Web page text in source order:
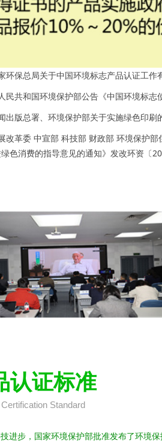
环保总局关于中国环境标志产品认证工
民共和国环境保护部公告《中国环境标志
出版总署、环境保护部关于实施绿色印刷
改革委 中宣部 科技部 财政部 环境保护
色消费的指导意见的通知》发改环资〔
认证标准
Standard
步，国家环境保护部批准发布了环境保